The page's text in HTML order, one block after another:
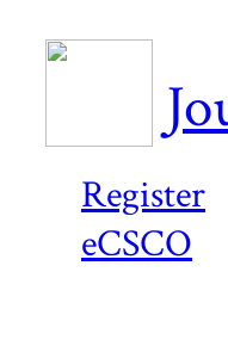
Register
eCSCO